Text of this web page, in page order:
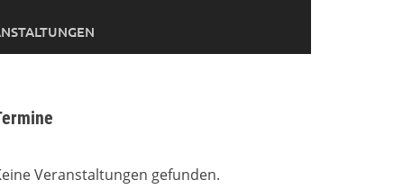
Veranstaltungen gefunden.